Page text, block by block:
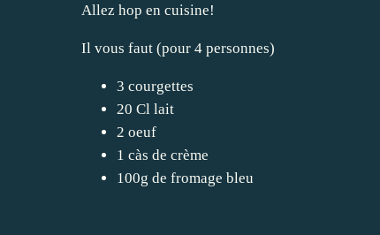
Allez hop en cuisine!
Il vous faut (pour 4 personnes)
3 courgettes
20 Cl lait
2 oeuf
1 càs de crème
100g de fromage bleu